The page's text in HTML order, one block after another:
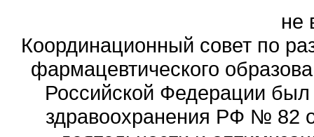
не
Координационный совет по
фармацевтического
Российской Федерации
здравоохранения РФ № 82